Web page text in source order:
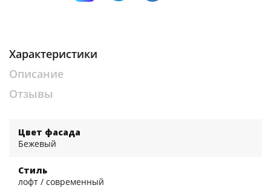
Характеристики
Описание
Отзывы
Цвет фасада
Бежевый
Стиль
лофт / современный